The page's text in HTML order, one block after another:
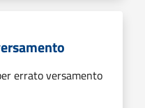
errato versamento